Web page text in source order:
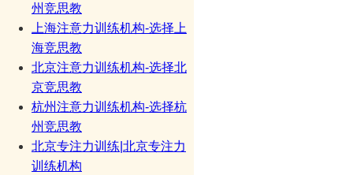
州竞思教
上海注意力训练机构-选择上
海竞思教
北京注意力训练机构-选择北
京竞思教
杭州注意力训练机构-选择杭
州竞思教
北京专注力训练|北京专注力
训练机构